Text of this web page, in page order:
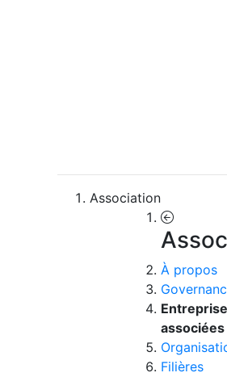
Association
À propos
associées
Filières